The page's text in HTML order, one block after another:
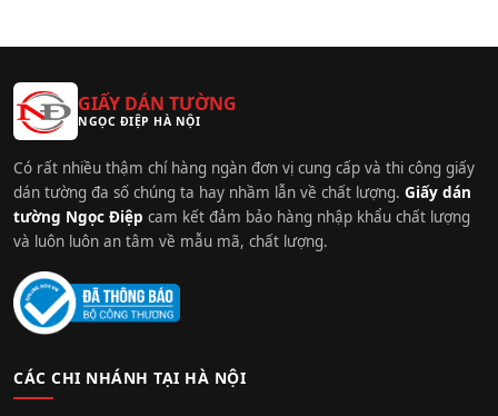
GIẤY DÁN TƯỜNG
NGỌC ĐIỆP HÀ NỘI
Có rất nhiều thậm chí hàng ngàn đơn vị cung cấp và thi công giấy
dán tường đa số chúng ta hay nhầm lẫn về chất lượng. Giấy dán
tường Ngọc Điệp cam kết đảm bảo hàng nhập khẩu chất lượng
và luôn luôn an tâm về mẫu mã, chất lượng.
CÁC CHI NHÁNH TẠI HÀ NỘI